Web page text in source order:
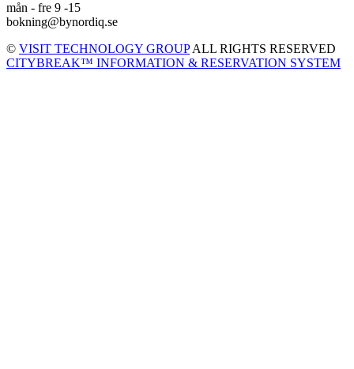
mån - fre 9 -15
bokning@bynordiq.se
© VISIT TECHNOLOGY GROUPALL RIGHTS RESERVED
CITYBREAK™ INFORMATION & RESERVATION SYSTEM